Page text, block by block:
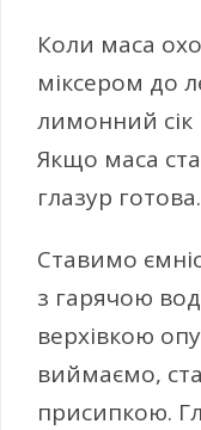
Коли маса
міксером до
лимонний сік
Якщо маса
глазур готова.
Ставимо
з гарячою
верхівкою
виймаємо,
присипкою.